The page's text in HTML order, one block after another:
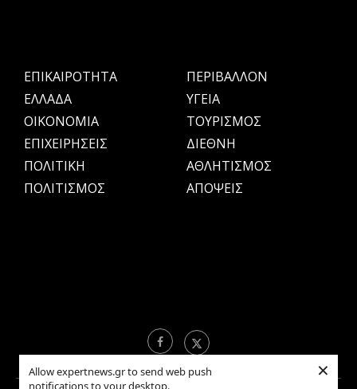
Allow expertnews.gr to send web push
notifications to your desktop.
×
ΕΠΙΚΑΙΡΟΤΗΤΑ
ΕΛΛΑΔΑ
OIKONOMIA
ΕΠΙΧΕΙΡΗΣΕΙΣ
ΠΟΛΙΤΙΚΗ
ΠΟΛΙΤΙΣΜΟΣ
ΠΕΡΙΒΑΛΛΟΝ
ΥΓΕΙΑ
ΤΟΥΡΙΣΜΟΣ
ΔΙΕΘΝΗ
ΑΘΛΗΤΙΣΜΟΣ
ΑΠΟΨΕΙΣ